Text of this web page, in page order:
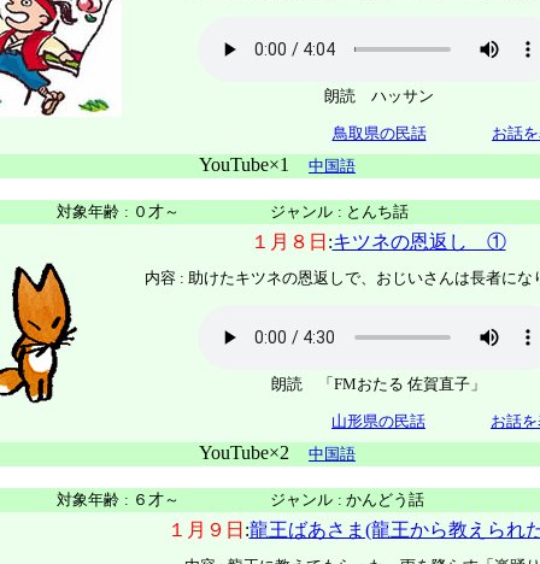
朗読 ハッサン
鳥取県の民話 お話
YouTube×1 中国語
対象年齢 : ０才～ ジャンル : とんち話
１月８日 :キツネの恩返し ①
内容 : 助けたキツネの恩返しで、おじいさんは長者にな
朗読 「FMおたる 佐賀直子」
山形県の民話 お話
YouTube×2 中国語
対象年齢 : ６才～ ジャンル : かんどう話
１月９日 :龍王ばあさま(龍王から教えられ